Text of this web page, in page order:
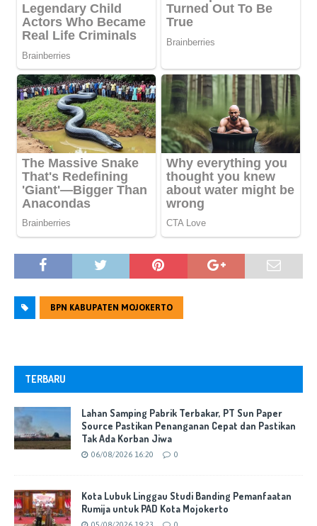
BPN KABUPATEN MOJOKERTO
TERBARU
Lahan Samping Pabrik Terbakar, PT Sun Paper
Source Pastikan Penanganan Cepat dan Pastikan
Tak Ada Korban Jiwa
06/08/2026 16:20 0
Kota Lubuk Linggau Studi Banding Pemanfaatan
Rumija untuk PAD Kota Mojokerto